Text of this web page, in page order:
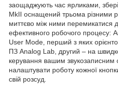
заощаджують час ярликами,
MkII оснащений трьома різними
миттєво між ними перемикатися
ефективного робочого процесу:
User Mode, перший з яких
ПЗ Analog Lab, другий – на
керування вашим звукозаписним
налаштувати роботу кожної
свій розсуд.